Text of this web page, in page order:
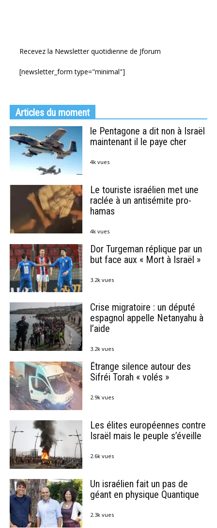
Recevez la Newsletter quotidienne de Jforum
[newsletter_form type="minimal"]
Articles du moment
le Pentagone a dit non à Israël
maintenant il le paye cher
4k vues
Le touriste israélien met une
raclée à un antisémite pro-
hamas
4k vues
Dor Turgeman réplique par un
but face aux « Mort à Israël »
3.2k vues
Crise migratoire : un député
espagnol appelle Netanyahu à
l’aide
3.2k vues
Étrange silence autour des
Sifréi Torah « volés »
2.9k vues
Les élites européennes contre
Israël mais le peuple s’éveille
2.6k vues
Un israélien fait un pas de
géant en physique Quantique
2.3k vues